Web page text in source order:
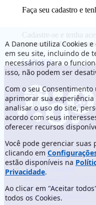
Faça seu cadastro e
Cadastre-se e tenha
personalizados de
Cadastrar
Fale Conosco
Sobre a Danone
Referências
Termos de Uso/
Dúvidas Frequentes
A Danone utiliza Cookies
em seu site, incluindo de
necessários para o
isso, não podem ser
Com o seu
aprimorar sua
analisar o uso do site,
acordo com seus
oferecer recursos
Você pode gerenciar
clicando em
estão disponíveis na
Privacidade.
Ao clicar em "Aceitar
todos os Cookies.